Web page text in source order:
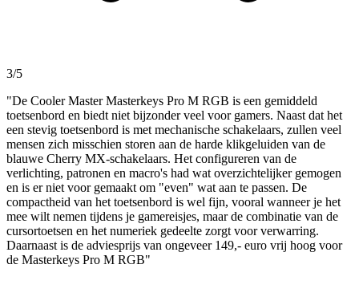
3/5
"De Cooler Master Masterkeys Pro M RGB is een gemiddeld
toetsenbord en biedt niet bijzonder veel voor gamers. Naast dat het
een stevig toetsenbord is met mechanische schakelaars, zullen veel
mensen zich misschien storen aan de harde klikgeluiden van de
blauwe Cherry MX-schakelaars. Het configureren van de
verlichting, patronen en macro's had wat overzichtelijker gemogen
en is er niet voor gemaakt om "even" wat aan te passen. De
compactheid van het toetsenbord is wel fijn, vooral wanneer je het
mee wilt nemen tijdens je gamereisjes, maar de combinatie van de
cursortoetsen en het numeriek gedeelte zorgt voor verwarring.
Daarnaast is de adviesprijs van ongeveer 149,- euro vrij hoog voor
de Masterkeys Pro M RGB"